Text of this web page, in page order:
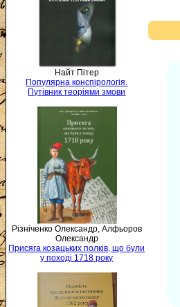
Найт Пітер
Популярна конспірологія.
Путівник теоріями змови
Різніченко Олександр, Алфьоров
Олександр
Присяга козацьких полків, що були
у поході 1718 року